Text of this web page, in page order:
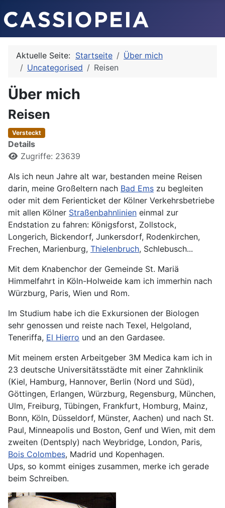
Aktuelle Seite: Startseite
Über mich
Uncategorised
Reisen
Über mich
Reisen
Versteckt
Details
Zugriffe: 23639
Als ich neun Jahre alt war, bestanden meine Reisen
darin, meine Großeltern nach Bad Ems zu begleiten
oder mit dem Ferienticket der Kölner Verkehrsbetriebe
mit allen Kölner Straßenbahnlinien einmal zur
Endstation zu fahren: Königsforst, Zollstock,
Longerich, Bickendorf, Junkersdorf, Rodenkirchen,
Frechen, Marienburg, Thielenbruch, Schlebusch...
Mit dem Knabenchor der Gemeinde St. Mariä
Himmelfahrt in Köln-Holweide kam ich immerhin nach
Würzburg, Paris, Wien und Rom.
Im Studium habe ich die Exkursionen der Biologen
sehr genossen und reiste nach Texel, Helgoland,
Teneriffa, El Hierro und an den Gardasee.
Mit meinem ersten Arbeitgeber 3M Medica kam ich in
23 deutsche Universitätsstädte mit einer Zahnklinik
(Kiel, Hamburg, Hannover, Berlin (Nord und Süd),
Göttingen, Erlangen, Würzburg, Regensburg, München,
Ulm, Freiburg, Tübingen, Frankfurt, Homburg, Mainz,
Bonn, Köln, Düsseldorf, Münster, Aachen) und nach St.
Paul, Minneapolis und Boston, Genf und Wien, mit dem
zweiten (Dentsply) nach Weybridge, London, Paris,
Bois Colombes, Madrid und Kopenhagen.
Ups, so kommt einiges zusammen, merke ich gerade
beim Schreiben.